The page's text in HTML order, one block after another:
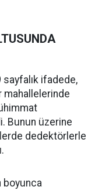
ifadede,
mahallelerinde
Bunun üzerine
dedektörlerle
boyunca